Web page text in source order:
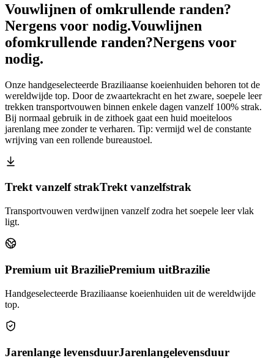
Vouwlijnen of omkrullende randen?
Nergens voor nodig.Vouwlijnen
ofomkrullende randen?Nergens voor
nodig.
Onze handgeselecteerde Braziliaanse koeienhuiden behoren tot de
wereldwijde top. Door de zwaartekracht en het zware, soepele leer
trekken transportvouwen binnen enkele dagen vanzelf 100% strak.
Bij normaal gebruik in de zithoek gaat een huid moeiteloos
jarenlang mee zonder te verharen. Tip: vermijd wel de constante
wrijving van een rollende bureaustoel.
Trekt vanzelf strakTrekt vanzelfstrak
Transportvouwen verdwijnen vanzelf zodra het soepele leer vlak
ligt.
Premium uit BraziliePremium uitBrazilie
Handgeselecteerde Braziliaanse koeienhuiden uit de wereldwijde
top.
Jarenlange levensduurJarenlangelevensduur